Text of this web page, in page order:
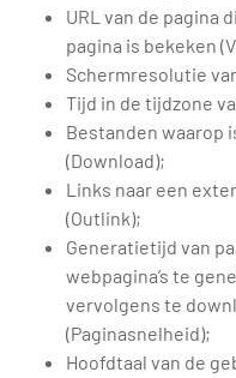
URL van de pagina
pagina is bekeken
Schermresolutie
Tijd in de tijdzone
Bestanden waarop
(Download);
Links naar een
(Outlink);
Generatietijd van
webpagina’s te
vervolgens te
(Paginasnelheid);
Hoofdtaal van de